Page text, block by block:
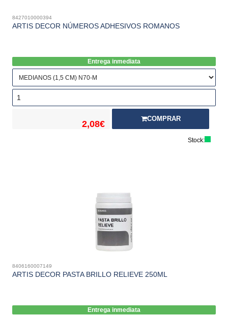
8427010000394
ARTIS DECOR NÚMEROS ADHESIVOS ROMANOS
Entrega inmediata
2,08€
COMPRAR
Stock:
8406160007149
ARTIS DECOR PASTA BRILLO RELIEVE 250ML
Entrega inmediata